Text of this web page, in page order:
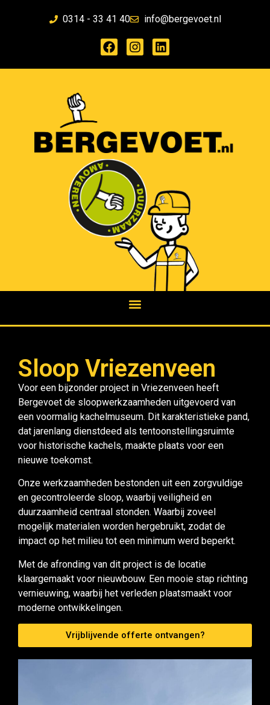
0314 - 33 41 40 info@bergevoet.nl
Sloop Vriezenveen
Voor een bijzonder project in Vriezenveen heeft
Bergevoet de sloopwerkzaamheden uitgevoerd van
een voormalig kachelmuseum. Dit karakteristieke pand,
dat jarenlang dienstdeed als tentoonstellingsruimte
voor historische kachels, maakte plaats voor een
nieuwe toekomst.
Onze werkzaamheden bestonden uit een zorgvuldige
en gecontroleerde sloop, waarbij veiligheid en
duurzaamheid centraal stonden. Waarbij zoveel
mogelijk materialen worden hergebruikt, zodat de
impact op het milieu tot een minimum werd beperkt.
Met de afronding van dit project is de locatie
klaargemaakt voor nieuwbouw. Een mooie stap richting
vernieuwing, waarbij het verleden plaatsmaakt voor
moderne ontwikkelingen.
Vrijblijvende offerte ontvangen?